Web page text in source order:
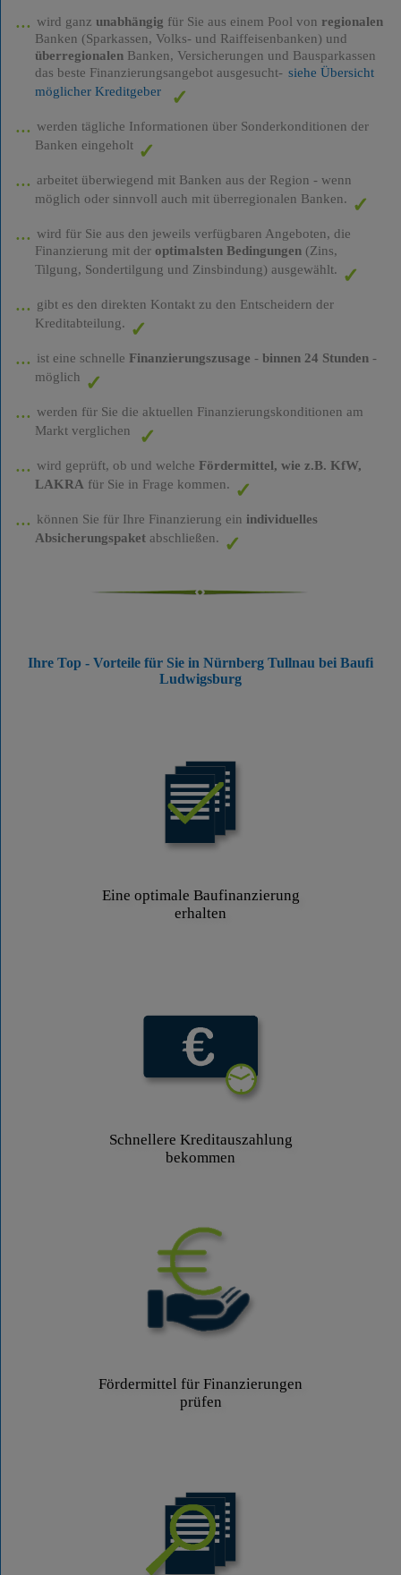
wird ganz unabhängig für Sie aus einem Pool von regionalen
Banken (Sparkassen, Volks- und Raiffeisenbanken) und
überregionalenBanken, Versicherungen und Bausparkassen
das beste Finanzierungsangebot ausgesucht- siehe Übersicht
möglicher Kreditgeber
werden tägliche Informationen über Sonderkonditionen der
Banken eingeholt
arbeitet überwiegend mit Banken aus der Region - wenn
möglich oder sinnvoll auch mit überregionalen Banken.
wird für Sie aus den jeweils verfügbaren Angeboten, die
Finanzierung mit der optimalsten Bedingungen(Zins,
Tilgung, Sondertilgung und Zinsbindung) ausgewählt.
gibt es den direkten Kontakt zu den Entscheidern der
Kreditabteilung.
ist eine schnelle Finanzierungszusage - binnen 24 Stunden-
möglich
werden für Sie die aktuellen Finanzierungskonditionen am
Markt verglichen
wird geprüft, ob und welche Fördermittel, wie z.B. KfW,
LAKRA für Sie in Frage kommen.
können Sie für Ihre Finanzierung ein individuelles
Absicherungspaketabschließen.
Ihre Top - Vorteile für Sie in Nürnberg Tullnau bei Baufi
Ludwigsburg
Eine optimale Baufinanzierung
erhalten
Schnellere Kreditauszahlung
bekommen
Fördermittel für Finanzierungen
prüfen